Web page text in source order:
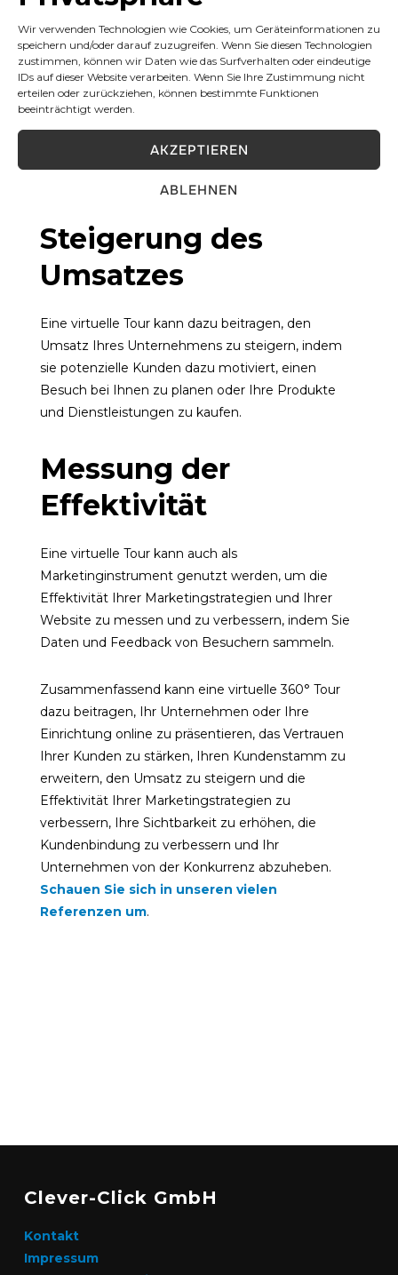
Wir verwenden Technologien wie Cookies, um Geräteinformationen zu
speichern und/oder darauf zuzugreifen. Wenn Sie diesen Technologien
zustimmen, können wir Daten wie das Surfverhalten oder eindeutige
IDs auf dieser Website verarbeiten. Wenn Sie Ihre Zustimmung nicht
erteilen oder zurückziehen, können bestimmte Funktionen
beeinträchtigt werden.
AKZEPTIEREN
ABLEHNEN
In eine virtuelle 360° Tour investieren kann auch
dazu beitragen, Ihren Kundenstamm zu erweitern,
indem Sie potenzielle Kunden ansprechen, die
außerhalb Ihrer geografischen Region ansässig
Mobilitätsproblemen, nicht in der Lage sind, Sie
persönlich zu besuchen.
Steigerung des
Umsatzes
Eine virtuelle Tour kann dazu beitragen, den
Umsatz Ihres Unternehmens zu steigern, indem
sie potenzielle Kunden dazu motiviert, einen
Besuch bei Ihnen zu planen oder Ihre Produkte
und Dienstleistungen zu kaufen.
Messung der
Effektivität
Eine virtuelle Tour kann auch als
Marketinginstrument genutzt werden, um die
Effektivität Ihrer Marketingstrategien und Ihrer
Website zu messen und zu verbessern, indem Sie
Daten und Feedback von Besuchern sammeln.
Zusammenfassend kann eine virtuelle 360° Tour
dazu beitragen, Ihr Unternehmen oder Ihre
Einrichtung online zu präsentieren, das Vertrauen
Ihrer Kunden zu stärken, Ihren Kundenstamm zu
erweitern, den Umsatz zu steigern und die
Effektivität Ihrer Marketingstrategien zu
verbessern, Ihre Sichtbarkeit zu erhöhen, die
Kundenbindung zu verbessern und Ihr
Unternehmen von der Konkurrenz abzuheben.
Schauen Sie sich in unseren vielen
Referenzen um.
Clever-Click GmbH
Kontakt
Impressum